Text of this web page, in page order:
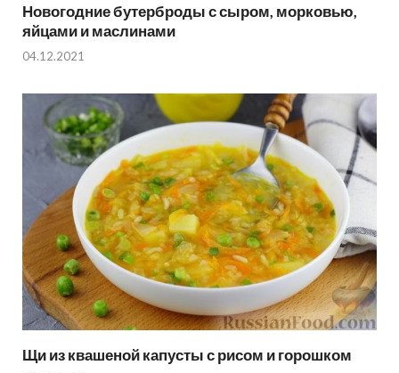
Новогодние бутерброды с сыром, морковью,
яйцами и маслинами
04.12.2021
Щи из квашеной капусты с рисом и горошком